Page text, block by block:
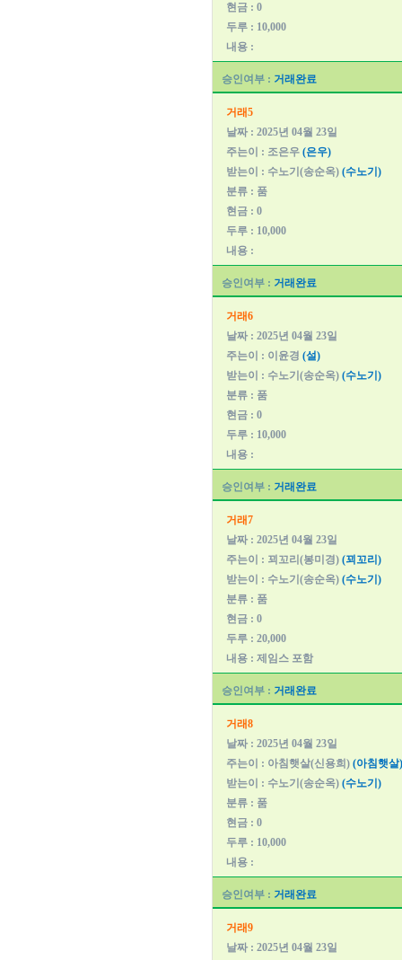
현금 : 0
두루 : 10,000
내용 :
승인여부 : 거래완료
거래5
날짜 : 2025년 04월 23일
주는이 : 조은우 (은우)
받는이 : 수노기(송순옥) (수노기)
분류 : 품
현금 : 0
두루 : 10,000
내용 :
승인여부 : 거래완료
거래6
날짜 : 2025년 04월 23일
주는이 : 이윤경 (설)
받는이 : 수노기(송순옥) (수노기)
분류 : 품
현금 : 0
두루 : 10,000
내용 :
승인여부 : 거래완료
거래7
날짜 : 2025년 04월 23일
주는이 : 꾀꼬리(봉미경) (꾀꼬리)
받는이 : 수노기(송순옥) (수노기)
분류 : 품
현금 : 0
두루 : 20,000
내용 : 제임스 포함
승인여부 : 거래완료
거래8
날짜 : 2025년 04월 23일
주는이 : 아침햇살(신용희) (아침햇살)
받는이 : 수노기(송순옥) (수노기)
분류 : 품
현금 : 0
두루 : 10,000
내용 :
승인여부 : 거래완료
거래9
날짜 : 2025년 04월 23일